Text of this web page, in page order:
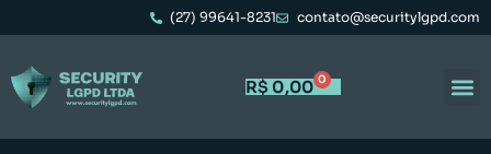
(27) 99641-8231 contato@securitylgpd.com
R$ 0,00 0